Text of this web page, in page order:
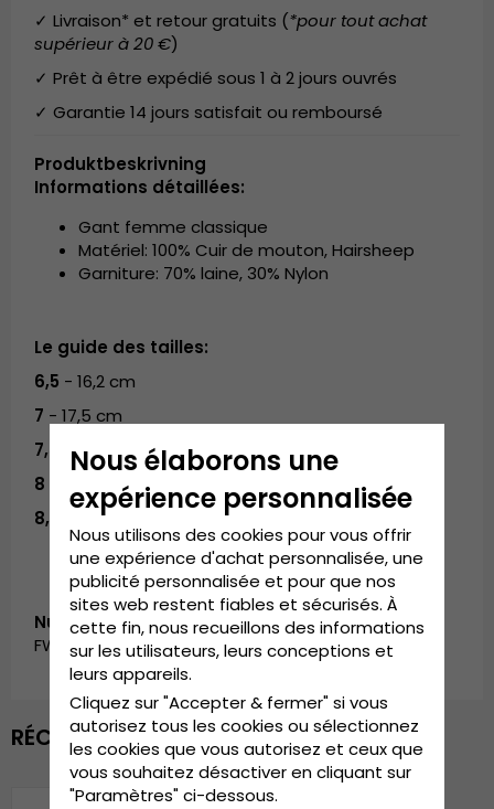
✓ Livraison* et retour gratuits (*pour tout achat
supérieur à 20 €)
✓ Prêt à être expédié sous 1 à 2 jours ouvrés
✓ Garantie 14 jours satisfait ou remboursé
Produktbeskrivning
Informations détaillées:
Gant femme classique
Matériel: 100% Cuir de mouton, Hairsheep
Garniture: 70% laine, 30% Nylon
Le guide des tailles:
6,5 - 16,2 cm
7 - 17,5 cm
7,5
- 18,7 cm
8
8,5
- 21,2 cm
Numéro d’article:
FW_70917601.green
RÉCEMMENT VU
Nous élaborons une
expérience personnalisée
Nous utilisons des cookies pour vous offrir
une expérience d'achat personnalisée, une
publicité personnalisée et pour que nos
sites web restent fiables et sécurisés. À
cette fin, nous recueillons des informations
sur les utilisateurs, leurs conceptions et
leurs appareils.
Cliquez sur "Accepter & fermer" si vous
autorisez tous les cookies ou sélectionnez
les cookies que vous autorisez et ceux que
vous souhaitez désactiver en cliquant sur
"Paramètres" ci-dessous.